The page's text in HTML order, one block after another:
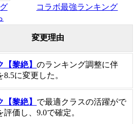
コラボ最強ランキング
変更理由
【黎絶】 のランキング調整に伴
に変更した。
【黎絶】 で最適クラスの活躍がで
評価し、9.0で確定。